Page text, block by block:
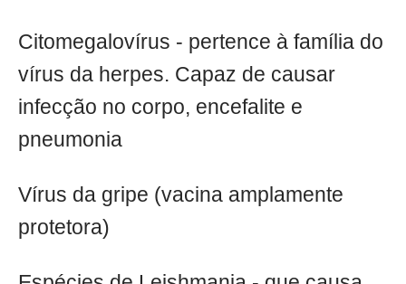
Citomegalovírus - pertence à família do
vírus da herpes. Capaz de causar
infecção no corpo, encefalite e
pneumonia
Vírus da gripe (vacina amplamente
protetora)